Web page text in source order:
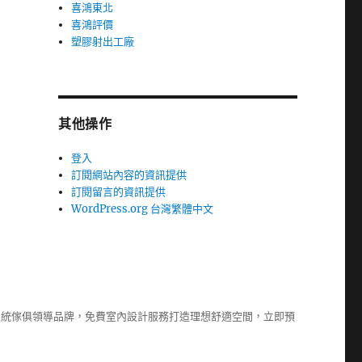
喜鴻東北
喜鴻評價
塑膠射出工廠
其他操作
登入
訂閱網站內容的資訊提供
訂閱留言的資訊提供
WordPress.org 台灣繁體中文
傢俱領導品牌，免費室內設計服務打造理想舒適空間，立即預